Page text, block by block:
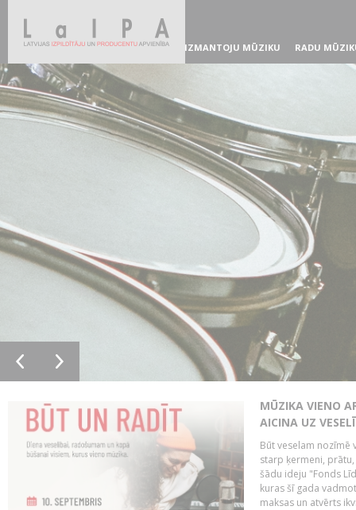
IZMANTOJU MŪZIKU RADU
MŪZIKA VIENO
AICINA UZ
Būt veselam nozīmē
starp ķermeni,
šādu ideju "Fonds
kuras šī gada
maksas un atvērts